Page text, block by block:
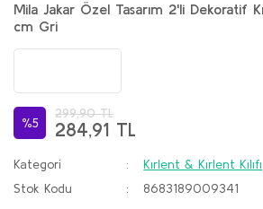
Mila Jakar Özel Tasarım 2'li Dekoratif
cm Gri
%5
299,90 TL
284,91 TL
Kategori
Kırlent & Kırlent Kılıfı
Stok Kodu
8683189009341